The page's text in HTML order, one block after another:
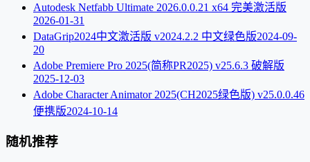
Autodesk Netfabb Ultimate 2026.0.0.21 x64 完美激活版
2026-01-31
DataGrip2024中文激活版 v2024.2.2 中文绿色版2024-09-
20
Adobe Premiere Pro 2025(简称PR2025) v25.6.3 破解版
2025-12-03
Adobe Character Animator 2025(CH2025绿色版) v25.0.0.46
便携版2024-10-14
随机推荐